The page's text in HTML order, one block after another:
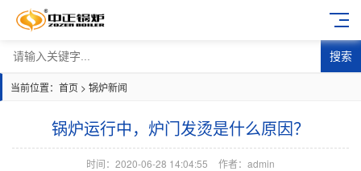
搜索
当前位置： 首页 > 锅炉新闻
锅炉运行中，炉门发烫是什么原因？
时间：2020-06-28 14:04:55 作者：admin